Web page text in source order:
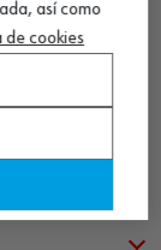
así como
cookies